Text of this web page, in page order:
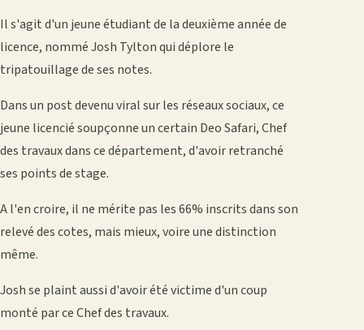
Il s'agit d'un jeune étudiant de la deuxième année de
licence, nommé Josh Tylton qui déplore le
tripatouillage de ses notes.
Dans un post devenu viral sur les réseaux sociaux, ce
jeune licencié soupçonne un certain Deo Safari, Chef
des travaux dans ce département, d'avoir retranché
ses points de stage.
A l'en croire, il ne mérite pas les 66% inscrits dans son
relevé des cotes, mais mieux, voire une distinction
même.
Josh se plaint aussi d'avoir été victime d'un coup
monté par ce Chef des travaux.